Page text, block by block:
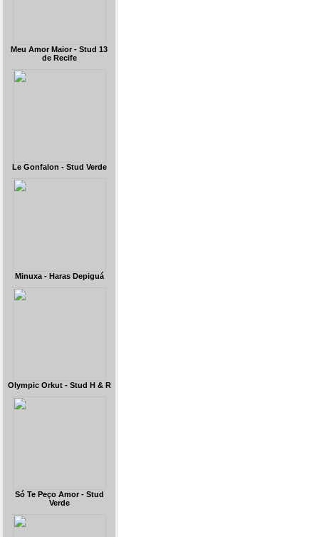
Meu Amor Maior - Stud 13
de Recife
Le Gonfalon - Stud Verde
Minuxa - Haras Depiguá
Olympic Orkut - Stud H & R
Só Te Peço Amor - Stud
Verde